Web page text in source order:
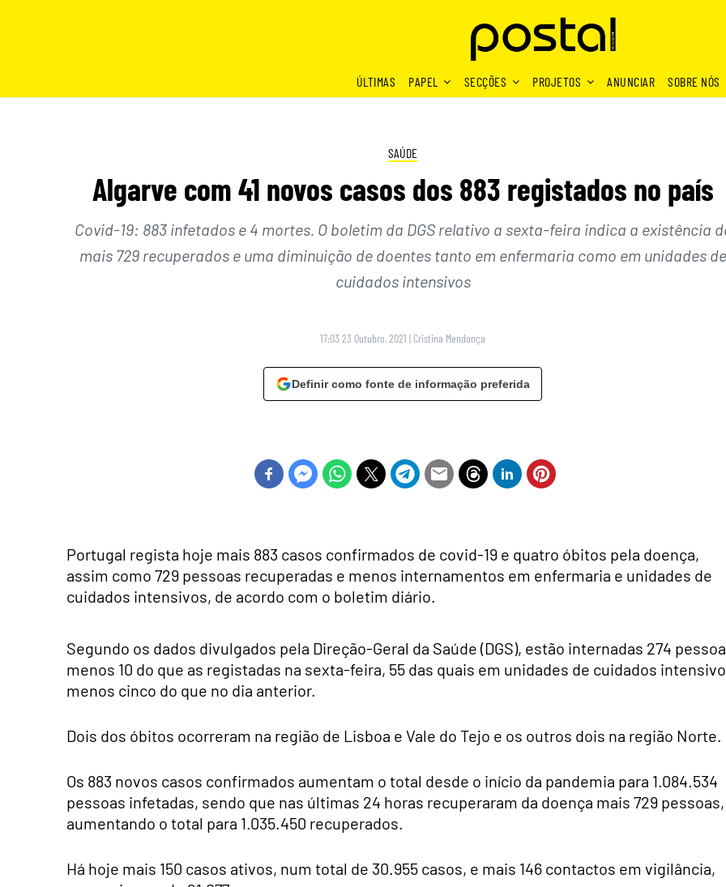
ÚLTIMAS
PAPEL SECÇÕES PROJETOS ANUNCIAR SOBRE NÓS
SAÚDE
Algarve com 41 novos casos dos 883 registados no país
Covid-19: 883 infetados e 4 mortes. O boletim da DGS relativo a sexta-feira indica a existência
mais 729 recuperados e uma diminuição de doentes tanto em enfermaria como em unidades de
cuidados intensivos
17:03 23 Outubro, 2021 | Cristina Mendonça
Definir como fonte de informação preferida
Portugal regista hoje mais 883 casos confirmados de covid-19 e quatro óbitos pela doença,
assim como 729 pessoas recuperadas e menos internamentos em enfermaria e unidades de
cuidados intensivos, de acordo com o boletim diário.
Segundo os dados divulgados pela Direção-Geral da Saúde (DGS), estão internadas 274
menos 10 do que as registadas na sexta-feira, 55 das quais em unidades de cuidados
menos cinco do que no dia anterior.
Dois dos óbitos ocorreram na região de Lisboa e Vale do Tejo e os outros dois na região Norte.
Os 883 novos casos confirmados aumentam o total desde o início da pandemia para 1.084.534
pessoas infetadas, sendo que nas últimas 24 horas recuperaram da doença mais 729 pessoas,
aumentando o total para 1.035.450 recuperados.
Há hoje mais 150 casos ativos, num total de 30.955 casos, e mais 146 contactos em vigilância,